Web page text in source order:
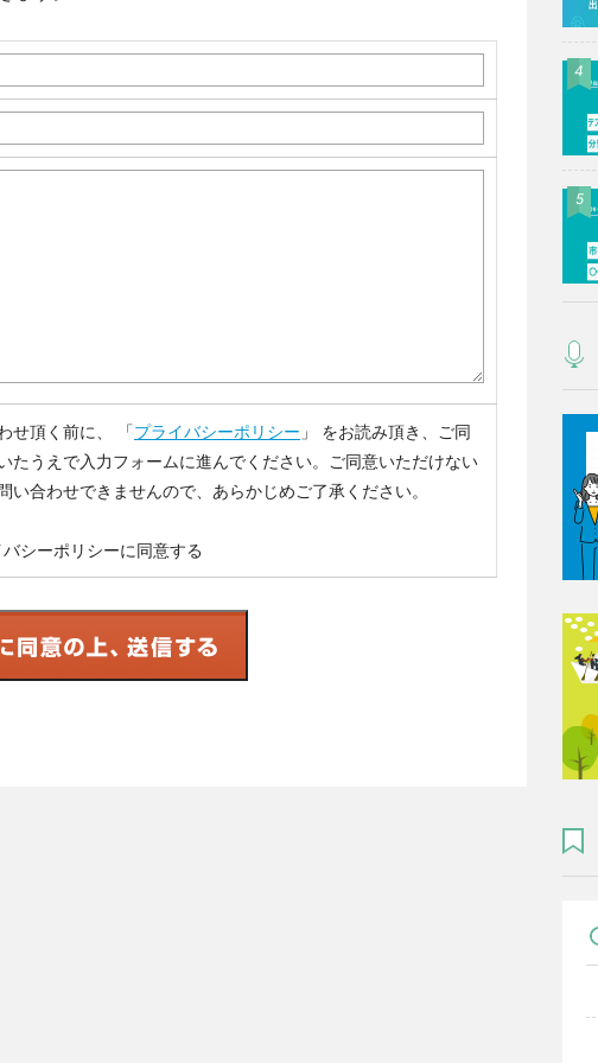
せ頂く前に、 「プライバシーポリシー 」 をお読み頂き、ご同
たうえで入力フォームに進んでください。ご同意いただけない
い合わせできませんので、あらかじめご了承ください。
シーポリシーに同意する
4
5